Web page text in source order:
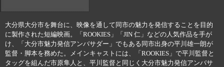
大分県大分市を舞台に、映像を通して同市の魅力を発信することを目的
に製作された短編映画。「ROOKIES」「JIN 仁」などの人気作品を手が
け、「大分市魅力発信アンバサダー」でもある同市出身の平川雄一朗が
監督・脚本を務めた。メインキャストには、「ROOKIES」で平川監督と
タッグを組んだ市原隼人と、平川監督と同じく大分市魅力発信アンバサ